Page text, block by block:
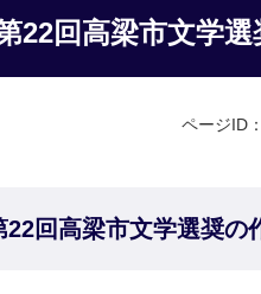
22回高梁市文学
ページID
22回高梁市文学選奨の